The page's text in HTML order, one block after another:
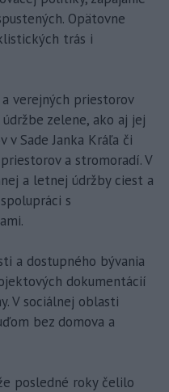
Opätovne
trás i
verejných priestorov
zelene, ako aj jej
Sade Janka Kráľa či
a stromoradí. V
a letnej údržby ciest a
s
a dostupného bývania
dokumentácií
V sociálnej oblasti
bez domova a
posledné roky čelilo